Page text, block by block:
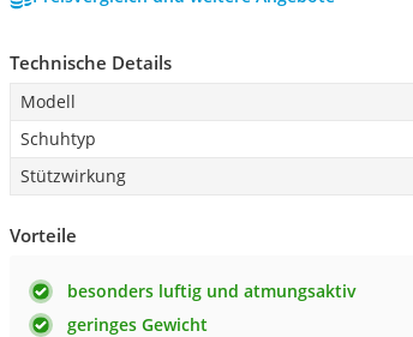
Technische Details
Modell
Schuhtyp
Stützwirkung
Vorteile
besonders luftig und atmungsaktiv
geringes Gewicht